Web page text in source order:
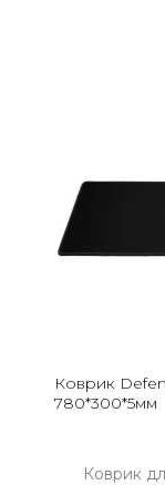
Коврик
780*300*5мм
Коврик